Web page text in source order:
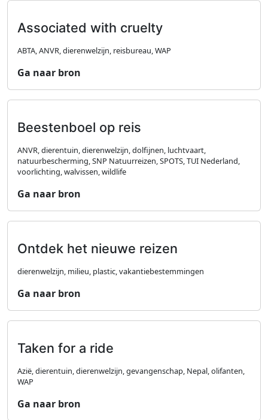
Associated with cruelty
ABTA, ANVR, dierenwelzijn, reisbureau, WAP
Ga naar bron
Beestenboel op reis
ANVR, dierentuin, dierenwelzijn, dolfijnen, luchtvaart,
natuurbescherming, SNP Natuurreizen, SPOTS, TUI Nederland,
voorlichting, walvissen, wildlife
Ga naar bron
Ontdek het nieuwe reizen
dierenwelzijn, milieu, plastic, vakantiebestemmingen
Ga naar bron
Taken for a ride
Azië, dierentuin, dierenwelzijn, gevangenschap, Nepal, olifanten,
WAP
Ga naar bron